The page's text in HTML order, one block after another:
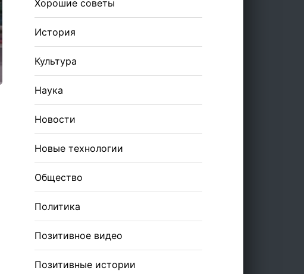
Хорошие советы
История
Культура
Наука
Новости
Новые технологии
Общество
Политика
Позитивное видео
Позитивные истории